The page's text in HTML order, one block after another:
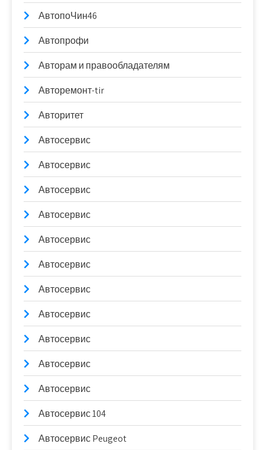
АвтопоЧин46
Автопрофи
Авторам и правообладателям
Авторемонт-tir
Авторитет
Автосервис
Автосервис
Автосервис
Автосервис
Автосервис
Автосервис
Автосервис
Автосервис
Автосервис
Автосервис
Автосервис
Автосервис 104
Автосервис Peugeot